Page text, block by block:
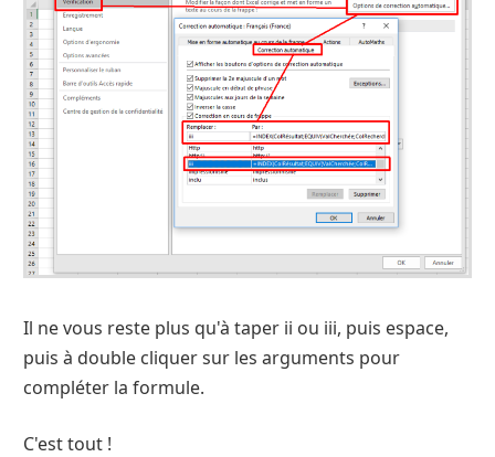
Il ne vous reste plus qu'à taper ii ou iii, puis espace,
puis à double cliquer sur les arguments pour
compléter la formule.
C'est tout !